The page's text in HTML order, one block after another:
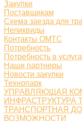
Закупки
Поставщикам
Схема заезда для
Неликвиды
Контакты ОМТС
Потребность
Потребность в
Наши партнеры
Новости закупки
Технопарк
УПРАВЛЯЮЩАЯ
ТРАНСПОРТНАЯ
ВОЗМОЖНОСТИ